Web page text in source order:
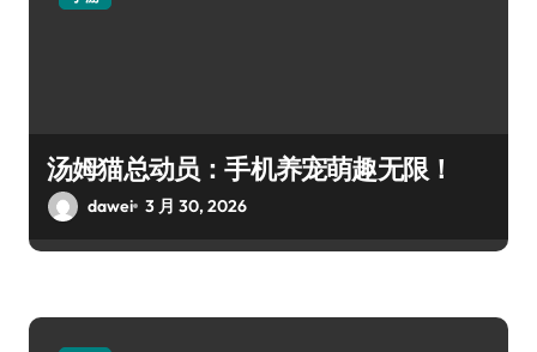
汤姆猫总动员：手机养宠萌趣无限！
dawei 3 月 30, 2026